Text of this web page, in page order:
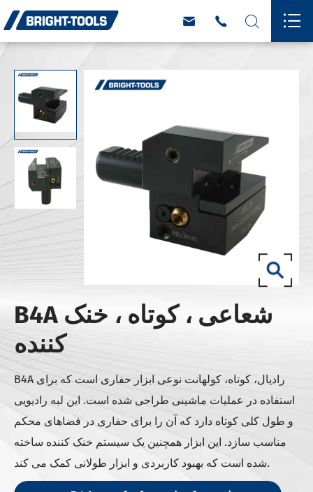
   
B4A شعاعی ، کوتاه ، خنک
کننده
B4A رادیال، کوتاه، کولهانت نوعی ابزار حفاری است که برای
استفاده در عملیات ماشینی طراحی شده است. این لبه رادیویی
و طول کلی کوتاه دارد که آن را برای حفاری در فضاهای محکم
مناسب سازد. این ابزار همچنین یک سیستم خنک کننده ساخته
شده است که بهبود کاربردی و ابزار طولانی کمک می کند.